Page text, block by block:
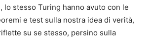
lo stesso Turing hanno avuto con le
e test sulla nostra idea di verità,
su se stesso, persino sulla